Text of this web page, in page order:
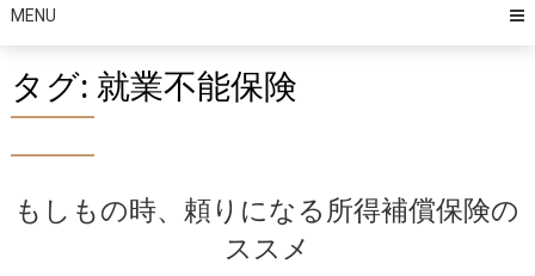
MENU
タグ: 就業不能保険
もしもの時、頼りになる所得補償保険の
ススメ